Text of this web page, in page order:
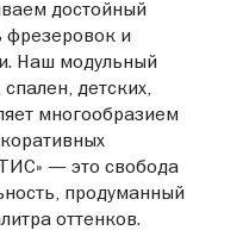
достойный
фрезеровок и
Наш модульный
детских,
многообразием
— это свобода
продуманный
оттенков.